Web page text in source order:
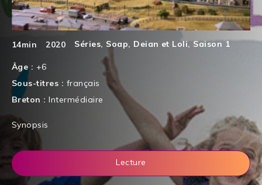
14min 2020 Séries, Soap, Deian et Loli,Saison 1
Âge : +6
Sous-titres : français
Breton :Intermédiaire
Synopsis
Lecture